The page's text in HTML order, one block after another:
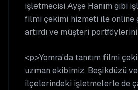
işletmecisi Ayşe Hanım gibi
filmi çekimi hizmeti ile online
artırdı ve müşteri
<p>Yomra'da tanıtım filmi
uzman ekibimiz, Beşikdüzü
ilçelerindeki işletmelerle de